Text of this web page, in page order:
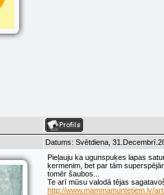
Datums: Svētdiena,
Pieļauju ka ugunspuķes lapas
ķermenim, bet par tām
tomēr šaubos...
Te arī mūsu valodā tējas
http://www.mammamuntetiem.lv/